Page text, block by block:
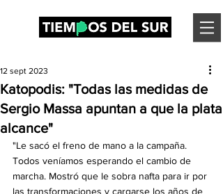
Katopodis: "Todas las medidas de
Sergio Massa apuntan a que la plata
alcance"
12 sept 2023
"Le sacó el freno de mano a la campaña.
Todos veníamos esperando el cambio de
marcha. Mostró que le sobra nafta para ir por
las transformaciones y cargarse los años de